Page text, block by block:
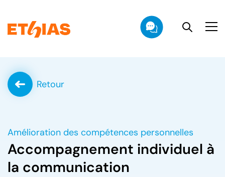
Retour
Amélioration des compétences personnelles
Accompagnement individuel à
la communication